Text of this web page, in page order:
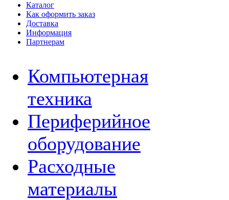
Каталог
Как оформить заказ
Доставка
Информация
Партнерам
Компьютерная
техника
Периферийное
оборудование
Расходные
материалы